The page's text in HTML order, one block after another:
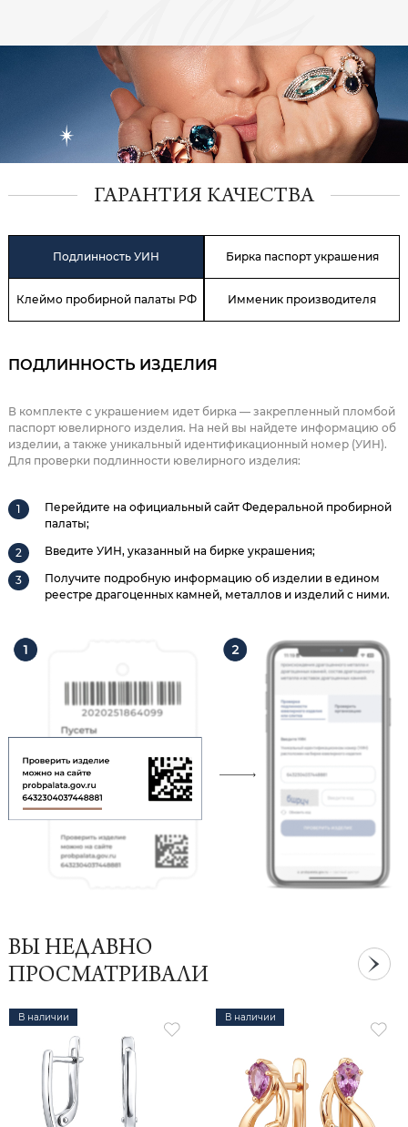
ГАРАНТИЯ КАЧЕСТВА
Подлинность УИН Бирка паспорт украшения
Клеймо пробирной палаты РФ Имменик производителя
ПОДЛИННОСТЬ ИЗДЕЛИЯ
В комплекте с украшением идет бирка — закрепленный пломбой
паспорт ювелирного изделия. На ней вы найдете информацию об
изделии, а также уникальный идентификационный номер (УИН).
Для проверки подлинности ювелирного изделия:
Перейдите на официальный сайт Федеральной пробирной
палаты;
Введите УИН, указанный на бирке украшения;
Получите подробную информацию об изделии в едином
реестре драгоценных камней, металлов и изделий с ними.
ВЫ НЕДАВНО
ПРОСМАТРИВАЛИ
В наличии В наличии